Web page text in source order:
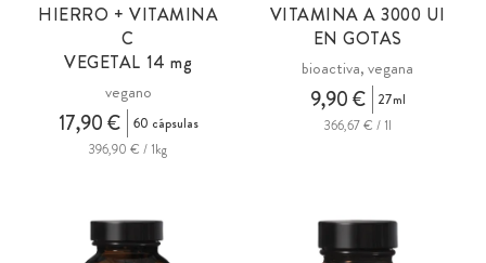
HIERRO + VITAMINA
C
VEGETAL 14 mg
vegano
17,90 €
60 cápsulas
396,90 € / 1kg
VITAMINA A3000 UI
EN GOTAS
bioactiva, vegana
9,90 €
27ml
366,67 € / 1l